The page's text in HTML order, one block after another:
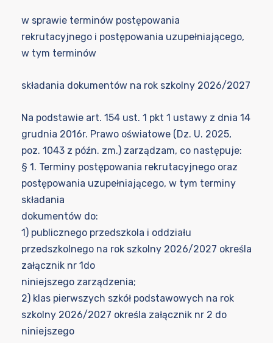
w sprawie terminów postępowania
rekrutacyjnego i postępowania uzupełniającego,
w tym terminów
składania dokumentów na rok szkolny 2026/2027
Na podstawie art. 154 ust. 1 pkt 1 ustawy z dnia 14
grudnia 2016r. Prawo oświatowe (Dz. U. 2025,
poz. 1043 z późn. zm.) zarządzam, co następuje:
§ 1. Terminy postępowania rekrutacyjnego oraz
postępowania uzupełniającego, w tym terminy
składania
dokumentów do:
1) publicznego przedszkola i oddziału
przedszkolnego na rok szkolny 2026/2027 określa
załącznik nr 1do
niniejszego zarządzenia;
2) klas pierwszych szkół podstawowych na rok
szkolny 2026/2027 określa załącznik nr 2 do
niniejszego